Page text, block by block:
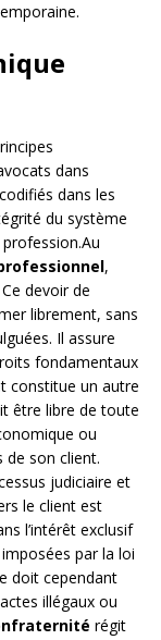
dans
dans les
du système
,
devoir de
librement, sans
Il assure
fondamentaux
constitue un autre
être libre de toute
ou
de son client.
judiciaire et
le client est
l’intérêt exclusif
par la loi
doit cependant
illégaux ou
régit